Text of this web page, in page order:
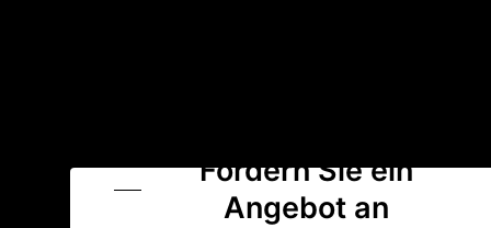
Fordern Sie ein
Angebot an